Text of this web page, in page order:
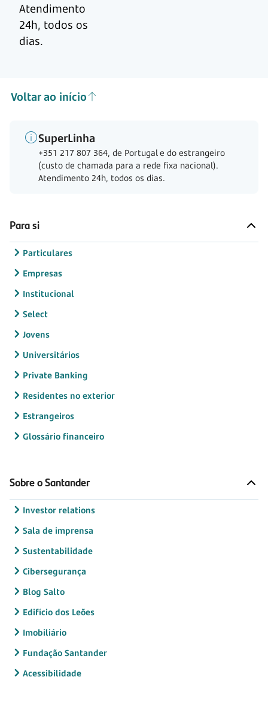
Atendimento
24h, todos os
dias.
Voltar ao início
SuperLinha
+351 217 807 364, de Portugal e do estrangeiro
(custo de chamada para a rede fixa nacional).
Atendimento 24h, todos os dias.
Para si
Particulares
Empresas
Institucional
Select
Jovens
Universitários
Private Banking
Residentes no exterior
Estrangeiros
Glossário financeiro
Sobre o Santander
Investor relations
Sala de imprensa
Sustentabilidade
Cibersegurança
Blog Salto
Edifício dos Leões
Imobiliário
Fundação Santander
Acessibilidade